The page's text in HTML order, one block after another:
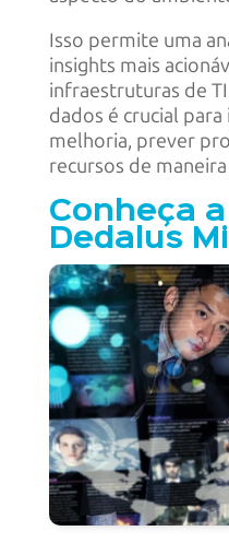
Isso permite uma
insights mais
infraestruturas de
dados é crucial
melhoria, prever
recursos de
Conheça
Dedalus